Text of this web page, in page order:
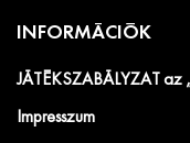
INFORMÁCIÓK
JÁTÉKSZABÁLYZAT az
Impresszum